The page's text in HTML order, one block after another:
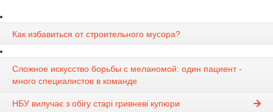
Как избавиться от строительного мусора?
Сложное искусство борьбы с меланомой: один пациент -
много специалистов в команде
НБУ вилучає з обігу старі гривневі купюри